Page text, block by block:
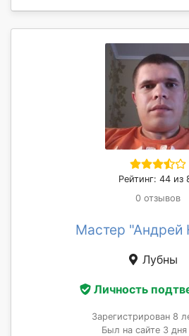
Рейтинг: 44 из
0 отзывов
Мастер "Андрей
Лубны
Личность
Зарегистрирован 8
Был на сайте 3 дня